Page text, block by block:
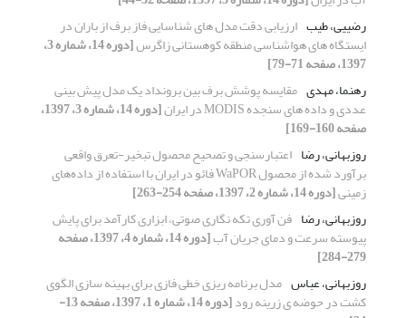
رضییی، طیب ارزیابی دقت مدل های شناسایی فاز برف از باران در
ایستگاه های هواشناسی منطقه کوهستانی زاگرس [دوره 14، شماره 3،
1397، صفحه 71-79]
رهنما، مهدی مقایسه پوشش برف بین برونداد یک مدل پیش بینی
عددی و داده های سنجده MODIS در ایران [دوره 14، شماره 3، 1397،
صفحه 160-169]
روزبهانی، رضا اعتبارسنجی و تصحیح محصول تبخیر-تعرق واقعی
برآورد شده از محصول WaPOR فائو در ایران با استفاده از داده‌های
زمینی[دوره 14، شماره 2، 1397، صفحه 254-263]
روزبهانی، رضا فن آوری تکه نگاری صوتی، ابزاری کارآمد برای پایش
پیوسته سرعت و دمای جریان آب [دوره 14، شماره 4، 1397، صفحه
279-284]
روزبهانی، عباس مدل برنامه ریزی خطی فازی برای بهینه سازی الگوی
کشت در حوضه ی زرینه رود [دوره 14، شماره 1، 1397، صفحه 13-